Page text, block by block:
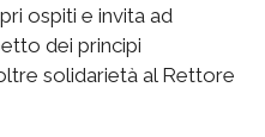
ospiti e invita ad
dei principi
solidarietà al Rettore